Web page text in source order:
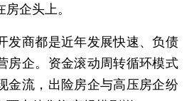
企头上。
商都是近年发展快速、负债
房企。资金滚动周转循环模式
金流，出险房企与高压房企纷